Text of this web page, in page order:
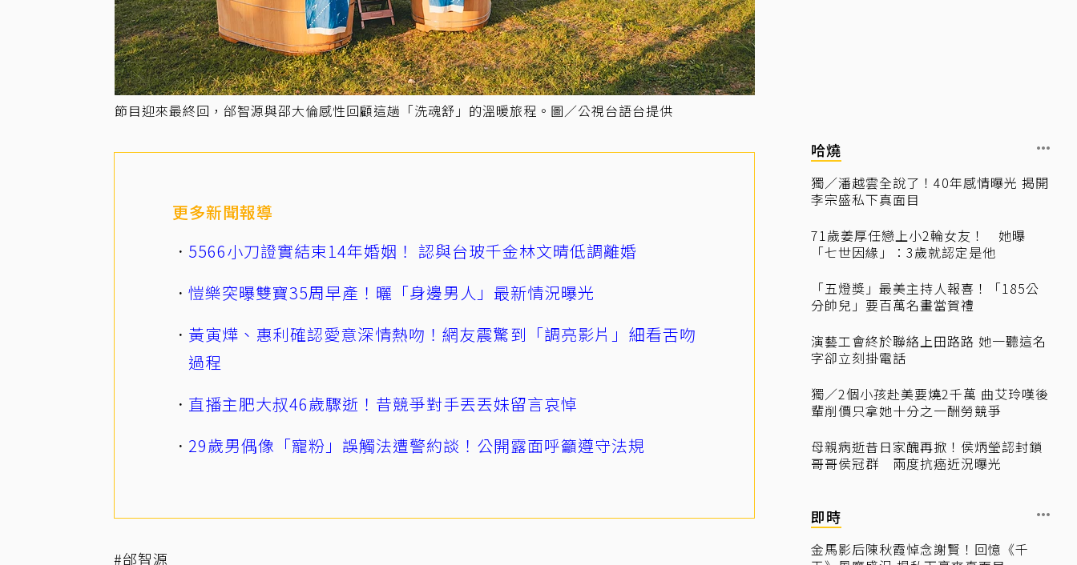
節目迎來最終回，邰智源與邵大倫感性回顧這趟「洗魂舒」的溫暖旅程。圖／公視台語台提供
更多新聞報導
5566小刀證實結束14年婚姻！ 認與台玻千金林文晴低調離婚
愷樂突曝雙寶35周早產！曬「身邊男人」最新情況曝光
黃寅燁、惠利確認愛意深情熱吻！網友震驚到「調亮影片」細看舌吻
過程
直播主肥大叔46歲驟逝！昔競爭對手丟丟妹留言哀悼
29歲男偶像「寵粉」誤觸法遭警約談！公開露面呼籲遵守法規
#邰智源
哈燒
獨／潘越雲全說了！40年感情曝光 揭開
李宗盛私下真面目
71歲姜厚任戀上小2輪女友！ 她曝
「七世因緣」：3歲就認定是他
「五燈獎」最美主持人報喜！「185公
分帥兒」要百萬名畫當賀禮
演藝工會終於聯絡上田路路 她一聽這名
字卻立刻掛電話
獨／2個小孩赴美要燒2千萬 曲艾玲嘆後
輩削價只拿她十分之一酬勞競爭
母親病逝昔日家醜再掀！侯炳瑩認封鎖
哥哥侯冠群 兩度抗癌近況曝光
即時
金馬影后陳秋霞悼念謝賢！回憶《千